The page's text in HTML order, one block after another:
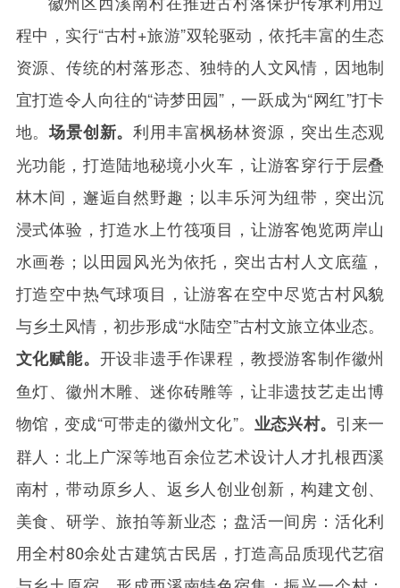
程中，实行“古村+旅游”双轮驱动，依托丰富的生态
资源、传统的村落形态、独特的人文风情，因地制
宜打造令人向往的“诗梦田园”，一跃成为“网红”打卡
地。场景创新。利用丰富枫杨林资源，突出生态观
光功能，打造陆地秘境小火车，让游客穿行于层叠
林木间，邂逅自然野趣；以丰乐河为纽带，突出沉
浸式体验，打造水上竹筏项目，让游客饱览两岸山
水画卷；以田园风光为依托，突出古村人文底蕴，
打造空中热气球项目，让游客在空中尽览古村风貌
与乡土风情，初步形成“水陆空”古村文旅立体业态。
文化赋能。 开设非遗手作课程，教授游客制作徽州
鱼灯、徽州木雕、迷你砖雕等，让非遗技艺走出博
物馆，变成“可带走的徽州文化”。 业态兴村。 引来一
群人：北上广深等地百余位艺术设计人才扎根西溪
南村，带动原乡人、返乡人创业创新，构建文创、
美食、研学、旅拍等新业态；盘活一间房：活化利
用全村80余处古建筑古民居，打造高品质现代艺宿